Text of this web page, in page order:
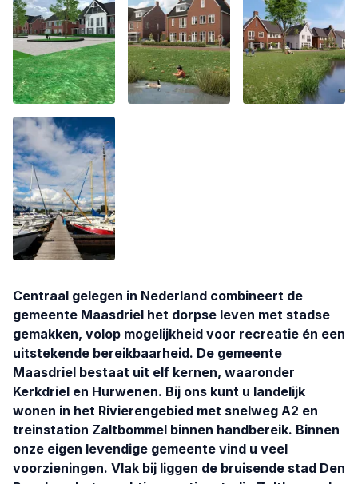
Centraal gelegen in Nederland combineert de
gemeente Maasdriel het dorpse leven met stadse
gemakken, volop mogelijkheid voor recreatie én een
uitstekende bereikbaarheid. De gemeente
Maasdriel bestaat uit elf kernen, waaronder
Kerkdriel en Hurwenen. Bij ons kunt u landelijk
wonen in het Rivierengebied met snelweg A2 en
treinstation Zaltbommel binnen handbereik. Binnen
onze eigen levendige gemeente vind u veel
voorzieningen. Vlak bij liggen de bruisende stad Den